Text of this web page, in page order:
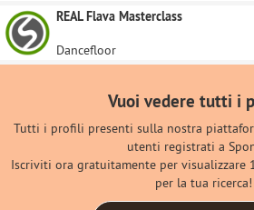
REAL Flava Masterclass
Dancefloor
Vuoi vedere tutti i
Tutti i profili presenti sulla nostra
utenti registrati a
Iscriviti ora gratuitamente per
per la tua ricerca!